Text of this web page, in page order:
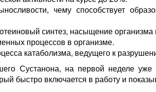
чему способствует
синтез, насыщение
процессов в организме.
катаболизма, ведущего к
Сустанона, на первой неделе
быстро включается в работу и